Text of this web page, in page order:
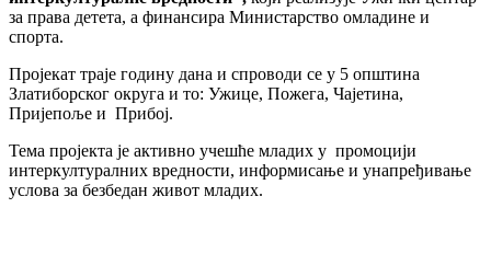
за права детета, а финансира Министарство омладине и
спорта.
Пројекат траје годину дана и спроводи се у 5 општина
Златиборског округа и то: Ужице, Пожега, Чајетина,
Пријепоље и Прибој.
Тема пројекта је активно учешће младих у промоцији
интеркултуралних вредности, информисање и унапређивање
услова за безбедан живот младих.